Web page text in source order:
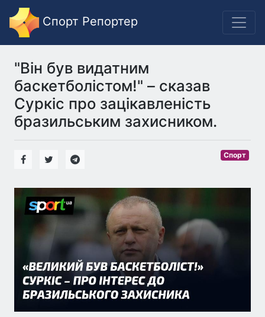
Спорт Репортер
"Він був видатним
баскетболістом!" – сказав
Суркіс про зацікавленість
бразильським захисником.
Спорт